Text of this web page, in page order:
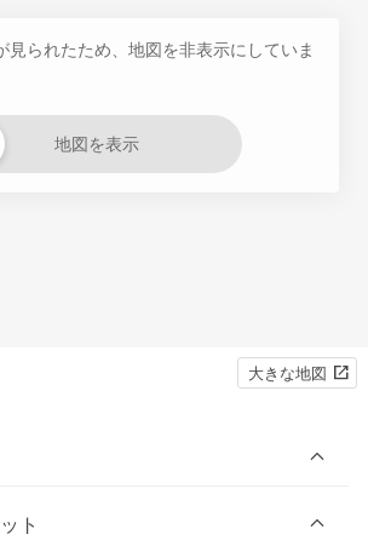
見られたため、地図を非表示にしていま
地図を表示
大きな地図
ト